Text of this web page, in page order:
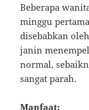
Beberapa
minggu
disebabkan
janin
normal,
sangat parah.
Manfaat: